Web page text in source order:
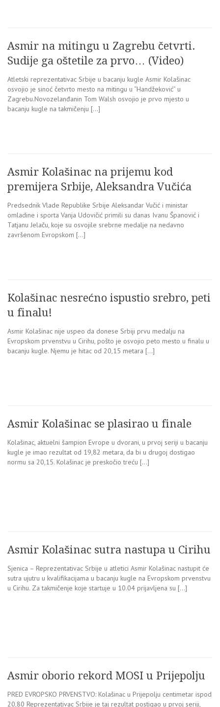
Asmir na mitingu u Zagrebu četvrti.
Sudije ga oštetile za prvo… (Video)
Atletski reprezentativac Srbije u bacanju kugle Asmir Kolašinac
osvojio je sinoć četvrto mesto na mitingu u “Handžeković” u
Zagrebu.Novozelanđanin Tom Walsh osvojio je prvo mjesto u
bacanju kugle na takmičenju […]
Asmir Kolašinac na prijemu kod
premijera Srbije, Aleksandra Vučića
Predsednik Vlade Republike Srbije Aleksandar Vučić i ministar
omladine i sporta Vanja Udovičić primili su danas Ivanu Španović i
Tatjanu Jelaču, koje su osvojile srebrne medalje na nedavno
završenom Evropskom […]
Kolašinac nesrećno ispustio srebro, peti
u finalu!
Asmir Kolašinac nije uspeo da donese Srbiji prvu medalju na
Evropskom prvenstvu u Cirihu, pošto je osvojio peto mesto u finalu u
bacanju kugle. Njemu je hitac od 20,15 metara […]
Asmir Kolašinac se plasirao u finale
Kolašinac, aktuelni šampion Evrope u dvorani, u prvoj seriji u bacanju
kugle je imao rezultat od 19,82 metara, da bi u drugoj dostigao
normu sa 20,15. Kolašinac je preskočio treću […]
Asmir Kolašinac sutra nastupa u Cirihu
Sjenica – Reprezentativac Srbije u atletici Asmir Kolašinac nastupit će
sutra ujutru u kvalifikacijama u bacanju kugle na Evropskom prvenstvu
u Cirihu. Za takmičenje koje startuje u 10.04 prijavljena su […]
Asmir oborio rekord MOSI u Prijepolju
PRED EVROPSKO PRVENSTVO: Kolašinac u Prijepolju centimetar ispod
20,80 Reprezentativac Srbije je taj rezultat postigao u prvoj seriji,